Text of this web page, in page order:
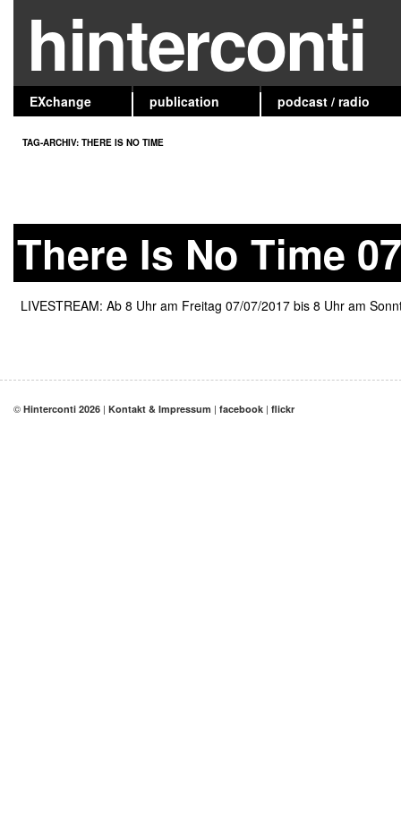
hinterconti
EXchange publication podcast / radio
TAG-ARCHIV: THERE IS NO TIME
There Is No Time
LIVESTREAM: Ab 8 Uhr am Freitag 07/07/2017 bis 8 Uhr am
© Hinterconti 2026 | Kontakt & Impressum | facebook | flickr